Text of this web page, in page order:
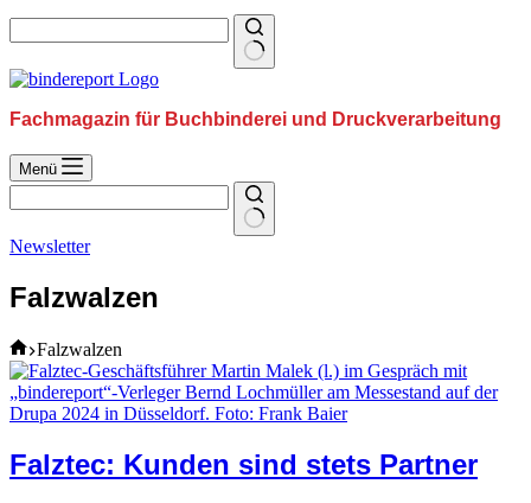
Fachmagazin für Buchbinderei und Druckverarbeitung
Menü
Newsletter
Falzwalzen
Home
Falzwalzen
Falztec: Kunden sind stets Partner